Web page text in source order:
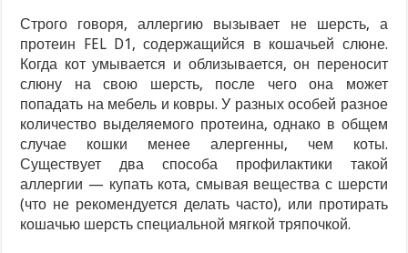
Строго говоря, аллергию вызывает не шерсть, а
протеин FEL D1, содержащийся в кошачьей слюне.
Когда кот умывается и облизывается, он переносит
слюну на свою шерсть, после чего она может
попадать на мебель и ковры. У разных особей разное
количество выделяемого протеина, однако в общем
случае кошки менее алергенны, чем коты.
Существует два способа профилактики такой
аллергии — купать кота, смывая вещества с шерсти
(что не рекомендуется делать часто), или протирать
кошачью шерсть специальной мягкой тряпочкой.